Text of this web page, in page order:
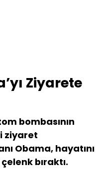
Ziyarete
bombasının
ziyaret
Obama, hayatını
bıraktı.